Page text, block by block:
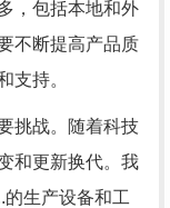
，包括本地和外
不断提高产品质
支持。
挑战。随着科技
和更新换代。我
生产设备和工